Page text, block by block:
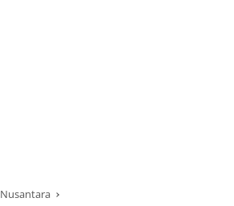
Nusantara